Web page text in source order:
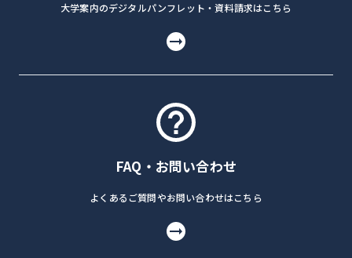
大学案内のデジタルパンフレット・資料請求はこちら
FAQ・お問い合わせ
よくあるご質問やお問い合わせはこちら